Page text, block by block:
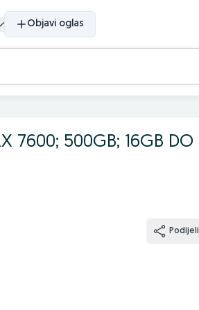
Objavi oglas
7600; 500GB; 16GB DO
Podijeli